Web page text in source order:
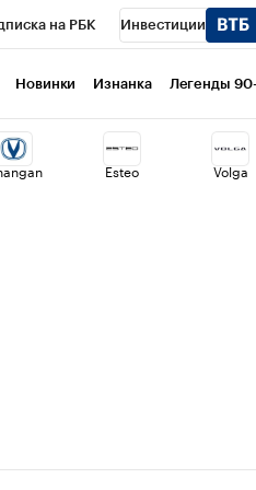
на РБК Инвестиции
проекты Город
рейтинги Франшизы
Новинки Изнанка Легенды
Esteo Volga